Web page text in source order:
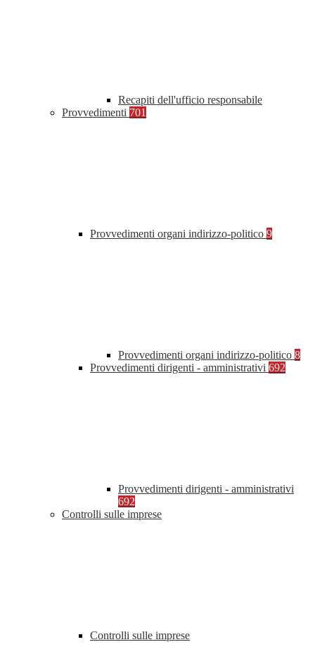
Recapiti dell'ufficio responsabile
Provvedimenti 701
Provvedimenti organi indirizzo-politico 9
Provvedimenti organi indirizzo-politico 8
Provvedimenti dirigenti - amministrativi 692
Provvedimenti dirigenti - amministrativi
692
Controlli sulle imprese
Controlli sulle imprese